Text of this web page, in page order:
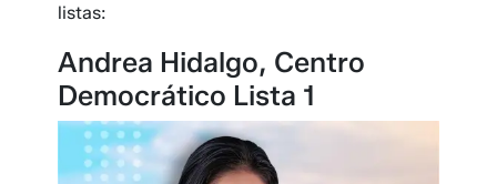
listas:
Andrea Hidalgo, Centro
Democrático Lista 1